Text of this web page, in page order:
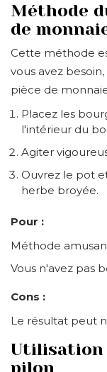
Méthode
de
Cette méthode
vous avez
pièce de
Placez les
l'intérieur du
Agiter
Ouvrez le pot
herbe broyée.
Pour :
Méthode
Vous n'avez pas
Cons :
Le résultat peut
Utilisation